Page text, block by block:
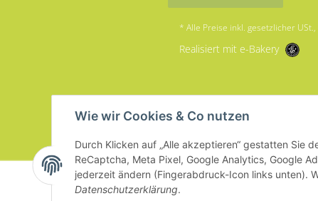
* Alle Preise inkl. gesetzlicher USt.,
Realisiert mit e-Bakery
Wie wir Cookies & Co nutzen
Durch Klicken auf „Alle akzeptieren“ gestatten Sie
ReCaptcha, Meta Pixel, Google Analytics, Google
jederzeit ändern (Fingerabdruck-Icon links unten).
Datenschutzerklärung.